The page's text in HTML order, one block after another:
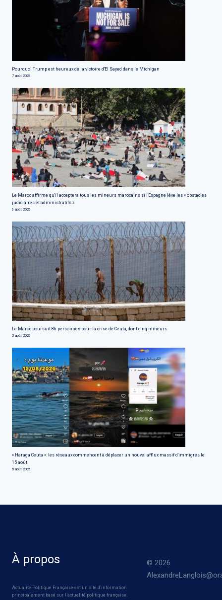
Pourquoi Trump est heureux de la victoire d'El Sayed dans le Michigan
7 août 2026
Le Maroc affirme qu'il acceptera tous les mineurs marocains si l'Espagne lève les « obstacles
judiciaires et administratifs »
6 août 2026
Le Maroc poursuit 86 personnes pour la crise de Ceuta, dont cinq mineurs
5 août 2026
« Haraga Ceuta »: les réseaux commencent à déplacer un nouvel afflux massif d'immigrés le
15 août
5 août 2026
À propos
Actualité Politique Française est un site d’information
principalement basé sur l’actualité politique française.
© 2026